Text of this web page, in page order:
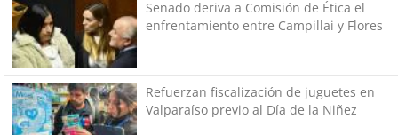
Senado deriva a Comisión de Ética el
enfrentamiento entre Campillai y Flores
Refuerzan fiscalización de juguetes en
Valparaíso previo al Día de la Niñez